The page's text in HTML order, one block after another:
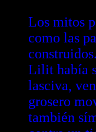
Los mitos
como las
Lilit había
lasciva,
grosero
también